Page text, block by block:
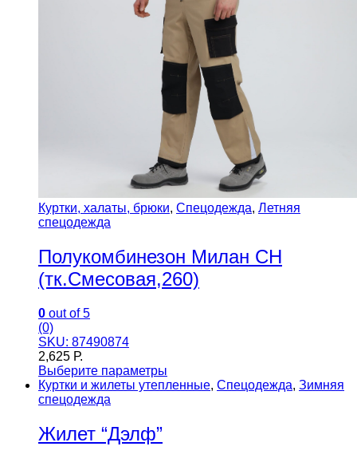
Куртки, халаты, брюки, Спецодежда, Летняя
спецодежда
Полукомбинезон Милан CH
(тк.Смесовая,260)
0 out of 5
(0)
SKU: 87490874
2,625 Р.
Выберите параметры
Куртки и жилеты утепленные, Спецодежда, Зимняя
спецодежда
Жилет “Дэлф”